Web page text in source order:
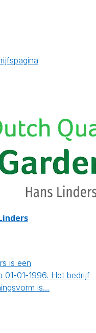
is een
01-01-1996. Het bedrijf
is…